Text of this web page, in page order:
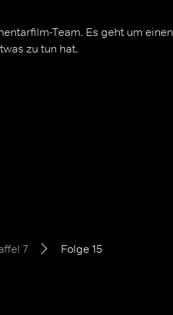
Team. Es geht um einen
zu tun hat.
7 Folge 15